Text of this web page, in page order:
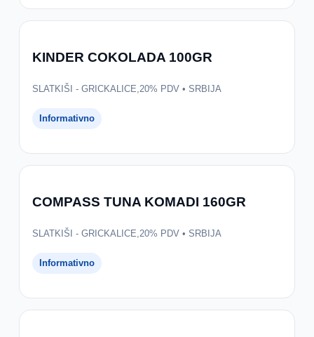
KINDER COKOLADA 100GR
SLATKIŠI - GRICKALICE,20% PDV • SRBIJA
Informativno
COMPASS TUNA KOMADI 160GR
SLATKIŠI - GRICKALICE,20% PDV • SRBIJA
Informativno